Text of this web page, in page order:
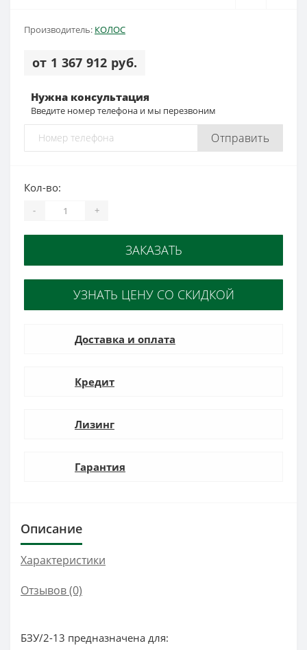
Производитель: КОЛОС
от 1 367 912 руб.
Нужна консультация
Введите номер телефона и мы перезвоним
Отправить
Кол-во:
- +
ЗАКАЗАТЬ
УЗНАТЬ ЦЕНУ СО СКИДКОЙ
Доставка и оплата
Кредит
Лизинг
Гарантия
Описание
Характеристики
Отзывов (0)
БЗУ/2-13 предназначена для: